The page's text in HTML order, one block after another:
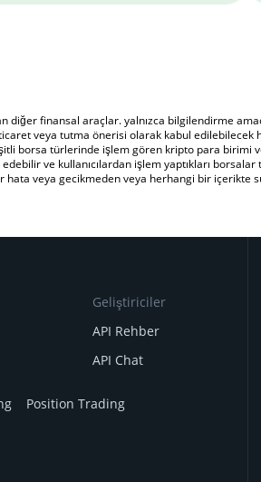
finansal araçlar. yalnızca bilgilendirme
veya tutma önerisi olarak kabul edilebilecek
borsa türlerinde işlem gören kripto para birimi
ve kullanıcılardan işlem yaptıkları borsalar
veya gecikmeden veya herhangi bir
Geliştiriciler
API Rehber
API Chat
Position Trading